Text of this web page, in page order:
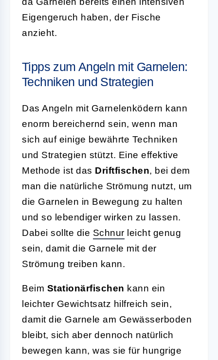
Eigengeruch haben, der Fische
anzieht.
Tipps zum Angeln mit Garnelen:
Techniken und Strategien
Das Angeln mit Garnelenködern kann
enorm bereichernd sein, wenn man
sich auf einige bewährte Techniken
und Strategien stützt. Eine effektive
Methode ist das Driftfischen, bei dem
man die natürliche Strömung nutzt, um
die Garnelen in Bewegung zu halten
und so lebendiger wirken zu lassen.
Dabei sollte die Schnur leicht genug
sein, damit die Garnele mit der
Strömung treiben kann.
Beim Stationärfischen kann ein
leichter Gewichtsatz hilfreich sein,
damit die Garnele am Gewässerboden
bleibt, sich aber dennoch natürlich
bewegen kann, was sie für hungrige